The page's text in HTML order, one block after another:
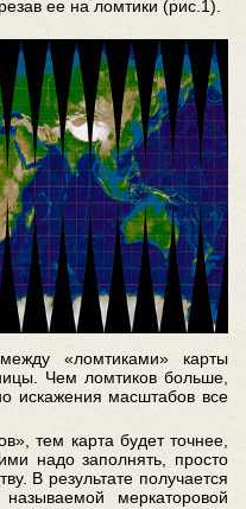
ее на ломтики (рис.1)
«ломтиками» карты
Чем ломтиков больше,
искажения масштабов все
тем карта будет точнее,
надо заполнять, просто
В результате получается
меркаторовой